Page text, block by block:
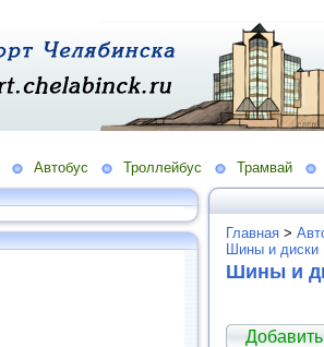
Автобус Троллейбус Трамвай
Главная >
Шины и диски
Шины и